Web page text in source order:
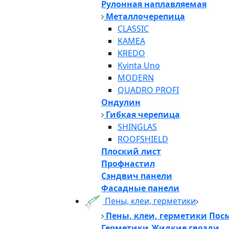
Рулонная наплавляемая
Металлочерепица
CLASSIC
KAMEA
KREDO
Kvinta Uno
MODERN
QUADRO PROFI
Ондулин
Гибкая черепица
SHINGLAS
ROOFSHIELD
Плоский лист
Профнастил
Сэндвич панели
Фасадные панели
Пены, клеи, герметики
Пены, клеи, герметики